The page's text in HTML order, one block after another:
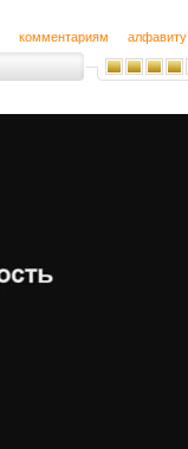
комментариям алфавиту